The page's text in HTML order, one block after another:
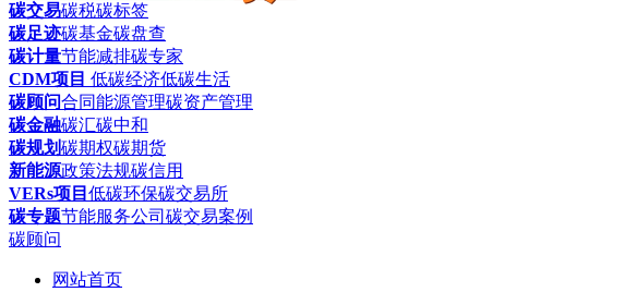
碳交易碳税碳标签
碳足迹碳基金碳盘查
碳计量节能减排碳专家
CDM项目 低碳经济低碳生活
碳顾问合同能源管理碳资产管理
碳金融碳汇碳中和
碳规划碳期权碳期货
新能源政策法规碳信用
VERs项目 低碳环保碳交易所
碳专题节能服务公司 碳交易案例
碳顾问
网站首页